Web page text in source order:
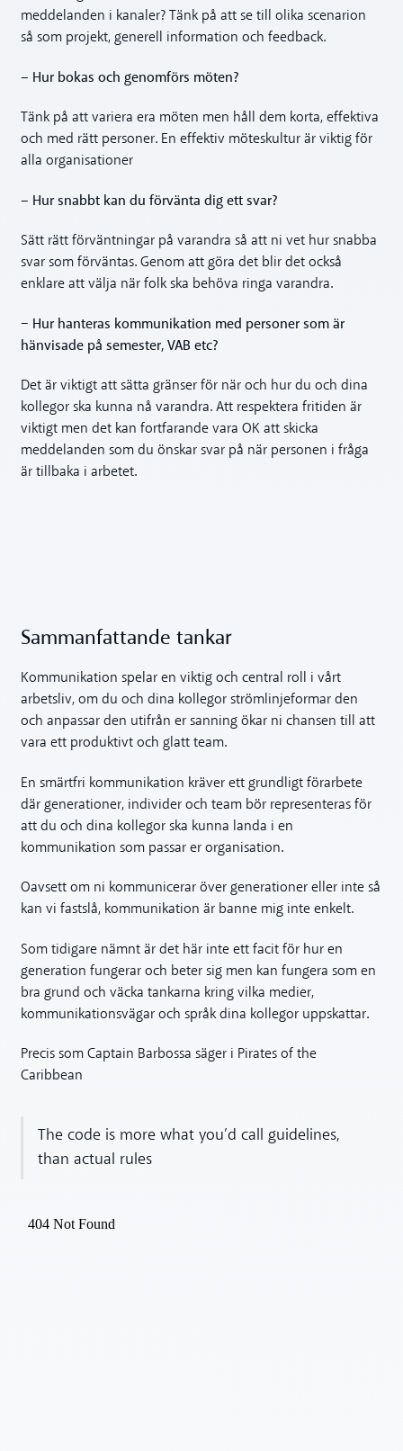
meddelanden i kanaler? Tänk på att se till olika scenarion
så som projekt, generell information och feedback.
– Hur bokas och genomförs möten?
Tänk på att variera era möten men håll dem korta, effektiva
och med rätt personer. En effektiv möteskultur är viktig för
alla organisationer
– Hur snabbt kan du förvänta dig ett svar?
Sätt rätt förväntningar på varandra så att ni vet hur snabba
svar som förväntas. Genom att göra det blir det också
enklare att välja när folk ska behöva ringa varandra.
– Hur hanteras kommunikation med personer som är
hänvisade på semester, VAB etc?
Det är viktigt att sätta gränser för när och hur du och dina
kollegor ska kunna nå varandra. Att respektera fritiden är
viktigt men det kan fortfarande vara OK att skicka
meddelanden som du önskar svar på när personen i fråga
är tillbaka i arbetet.
Sammanfattande tankar
Kommunikation spelar en viktig och central roll i vårt
arbetsliv, om du och dina kollegor strömlinjeformar den
och anpassar den utifrån er sanning ökar ni chansen till att
vara ett produktivt och glatt team.
En smärtfri kommunikation kräver ett grundligt förarbete
där generationer, individer och team bör representeras för
att du och dina kollegor ska kunna landa i en
kommunikation som passar er organisation.
Oavsett om ni kommunicerar över generationer eller inte så
kan vi fastslå, kommunikation är banne mig inte enkelt.
Som tidigare nämnt är det här inte ett facit för hur en
generation fungerar och beter sig men kan fungera som en
bra grund och väcka tankarna kring vilka medier,
kommunikationsvägar och språk dina kollegor uppskattar.
Precis som Captain Barbossa säger i Pirates of the
Caribbean
The code is more what you’d call guidelines,
than actual rules